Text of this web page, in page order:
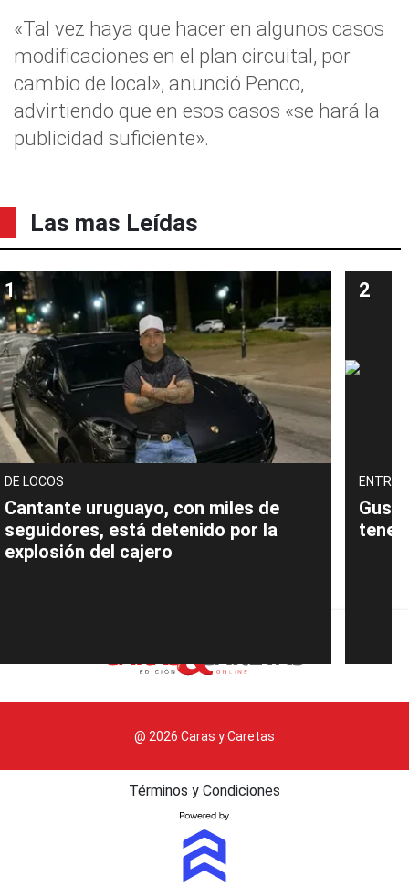
«Tal vez haya que hacer en algunos casos
modificaciones en el plan circuital, por
cambio de local», anunció Penco,
advirtiendo que en esos casos «se hará la
publicidad suficiente».
Las mas Leídas
DE LOCOS
Cantante uruguayo, con miles de
seguidores, está detenido por la
explosión del cajero
tener
@ 2026 Caras y Caretas
Términos y Condiciones